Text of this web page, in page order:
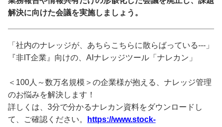
解決に向けた会議を実施しましょう。
「社内のナレッジが、あちらこちらに散らばっている---」
『非IT企業』向けの、AIナレッジツール「ナレカン」
＜100人～数万名規模＞の企業様が抱える、ナレッジ管理
のお悩みを解決します！
詳しくは、3分で分かるナレカン資料をダウンロードし
て、ご確認ください。
https://www.stock-